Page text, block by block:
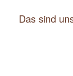
Das sind